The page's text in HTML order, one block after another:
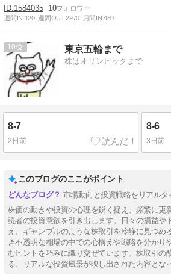
1584035 10
週間IN:120 週間OUT:2970 月間IN:480
10 東京五輪まで
株はオリンピックまで
8-7
2日前
8-6
3日前
このブログのここがポイント
市場動向と投資戦略をリアルタ
株価の動きや投資の心理を鋭く捉え、頻繁に更
読者の投資意欲を引き出します。日々の損益や
え、ギャンブルのような株取引を冷静に見つめ
き不透明な相場の中での心構えや戦略を分かり
むヒントを巧みに織り交ぜています。株取引の
る、リアルな投資風景が映し出された内容とな